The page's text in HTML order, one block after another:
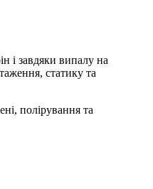
і завдяки випалу на
статику та
полірування та